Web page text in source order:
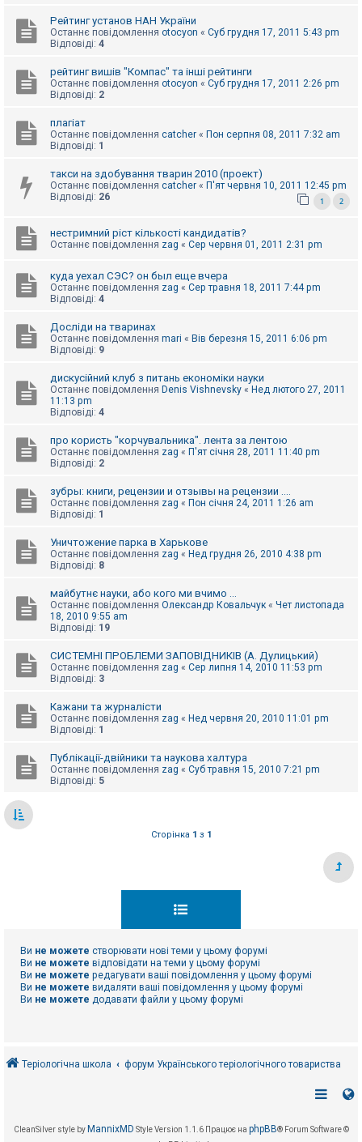
П
ш
о
о
Рейтинг установ НАН України
Останнє повідомлення otocyon « Суб грудня 17, 2011 5:43 pm
Відповіді: 4
рейтинг вишів "Компас" та інші рейтинги
Останнє повідомлення otocyon « Суб грудня 17, 2011 2:26 pm
Відповіді: 2
плагіат
Останнє повідомлення catcher « Пон серпня 08, 2011 7:32 am
Відповіді: 1
такси на здобування тварин 2010 (проект)
Останнє повідомлення catcher « П'ят червня 10, 2011 12:45 pm
Відповіді: 26 1 2
нестримний ріст кількості кандидатів?
Останнє повідомлення zag « Сер червня 01, 2011 2:31 pm
куда уехал СЭС? он был еще вчера
Останнє повідомлення zag « Сер травня 18, 2011 7:44 pm
Відповіді: 4
Досліди на тваринах
Останнє повідомлення mari « Вів березня 15, 2011 6:06 pm
Відповіді: 9
дискусійний клуб з питань економіки науки
Останнє повідомлення Denis Vishnevsky « Нед лютого 27, 2011
11:13 pm
Відповіді: 4
про користь "корчувальника". лента за лентою
Останнє повідомлення zag « П'ят січня 28, 2011 11:40 pm
Відповіді: 2
зубры: книги, рецензии и отзывы на рецензии ....
Останнє повідомлення zag « Пон січня 24, 2011 1:26 am
Відповіді: 1
Уничтожение парка в Харькове
Останнє повідомлення zag « Нед грудня 26, 2010 4:38 pm
Відповіді: 8
майбутнє науки, або кого ми вчимо ...
Останнє повідомлення Олександр Ковальчук « Чет листопада
18, 2010 9:55 am
Відповіді: 19
СИСТЕМНІ ПРОБЛЕМИ ЗАПОВІДНИКІВ (А. Дулицький)
Останнє повідомлення zag « Сер липня 14, 2010 11:53 pm
Відповіді: 3
Кажани та журналісти
Останнє повідомлення zag « Нед червня 20, 2010 11:01 pm
Відповіді: 1
Публікації-двійники та наукова халтура
Останнє повідомлення zag « Суб травня 15, 2010 7:21 pm
Відповіді: 5
Сторінка 1 з 1
Ви не можете створювати нові теми у цьому форумі
Ви не можете відповідати на теми у цьому форумі
Ви не можете редагувати ваші повідомлення у цьому форумі
Ви не можете видаляти ваші повідомлення у цьому форумі
Ви не можете додавати файли у цьому форумі
Теріологічна школа форум Українського теріологічного товариства
CleanSilver style byMannixMD Style Version 1.1.6 Працює на phpBB® Forum Software ©